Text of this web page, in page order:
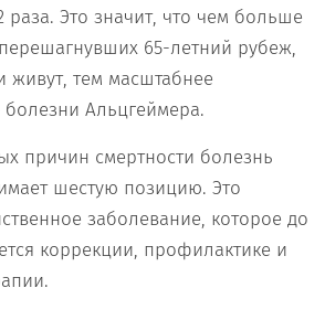
раза. Это значит, что чем больше
65-летний рубеж,
тем масштабнее
Альцгеймера.
причин смертности болезнь
шестую позицию. Это
заболевание, которое до
коррекции, профилактике и